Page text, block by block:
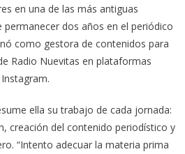
en una de las más antiguas
permanecer dos años en el periódico
como gestora de contenidos para
Radio Nuevitas en plataformas
ella su trabajo de cada jornada:
creación del contenido periodístico y
“Intento adecuar la materia prima